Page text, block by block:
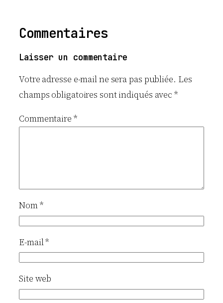
Commentaires
Laisser un commentaire
Votre adresse e-mail ne sera pas publiée. Les
champs obligatoires sont indiqués avec*
Commentaire *
Nom*
E-mail*
Site web